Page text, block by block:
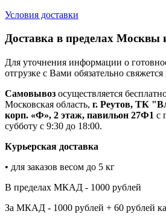
Условия доставки
Доставка в пределах
Для уточнения информации о
отгрузке с Вами обязательно
Самовывоз осуществляется
Московская область, г. Реутов, ТК
корп. «Ф», 2 этаж, павильон 27Ф1 с
субботу с 9:30 до 18:00.
Курьерская доставка
• для заказов весом до 5 кг
В пределах МКАД - 1000 рублей
За МКАД - 1000 рублей + 60 рублей